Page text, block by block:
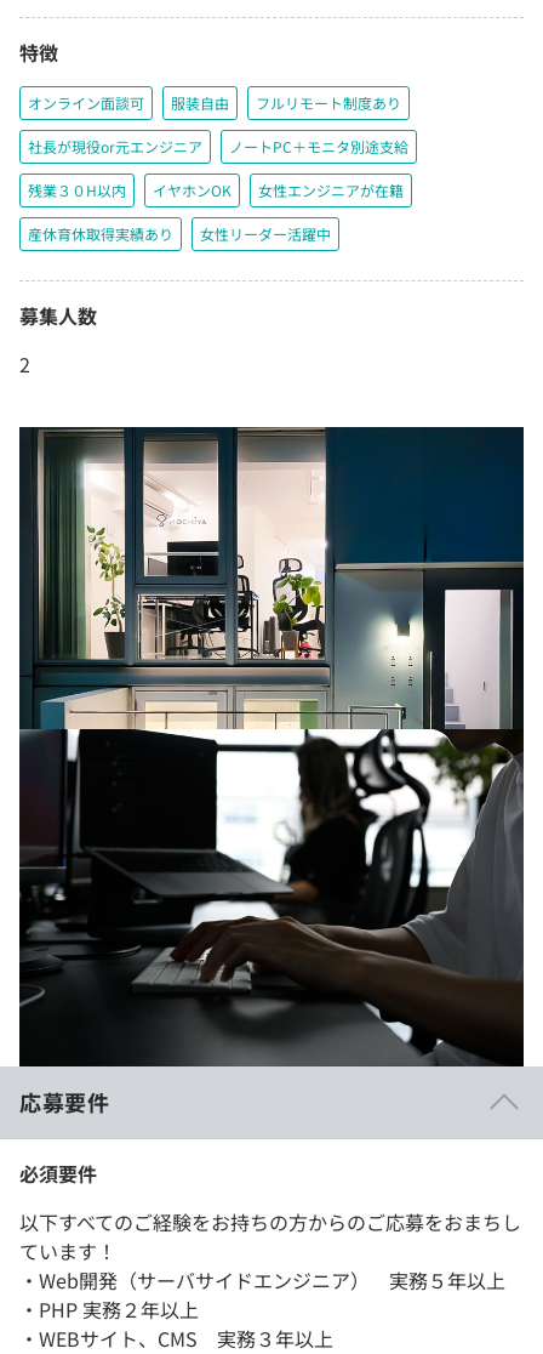
特徴
オンライン面談可 服装自由 フルリモート制度あり
社長が現役or元エンジニア ノートPC＋モニタ別途支給
残業３０H以内 イヤホンOK 女性エンジニアが在籍
産休育休取得実績あり 女性リーダー活躍中
募集人数
2
応募要件
必須要件
以下すべてのご経験をお持ちの方からのご応募をおまちし
ています！
・Web開発（サーバサイドエンジニア） 実務５年以上
・PHP 実務２年以上
・WEBサイト、CMS 実務３年以上